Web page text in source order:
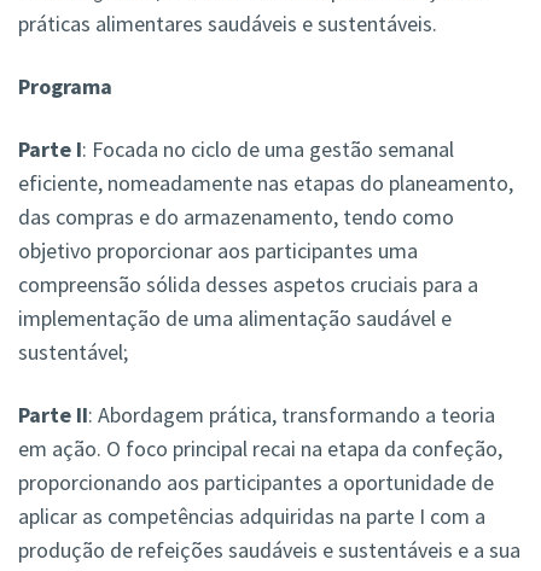
práticas alimentares saudáveis e sustentáveis.
Programa
Parte I: Focada no ciclo de uma gestão semanal
eficiente, nomeadamente nas etapas do planeamento,
das compras e do armazenamento, tendo como
objetivo proporcionar aos participantes uma
compreensão sólida desses aspetos cruciais para a
implementação de uma alimentação saudável e
sustentável;
Parte II: Abordagem prática, transformando a teoria
em ação. O foco principal recai na etapa da confeção,
proporcionando aos participantes a oportunidade de
aplicar as competências adquiridas na parte I com a
produção de refeições saudáveis e sustentáveis e a sua